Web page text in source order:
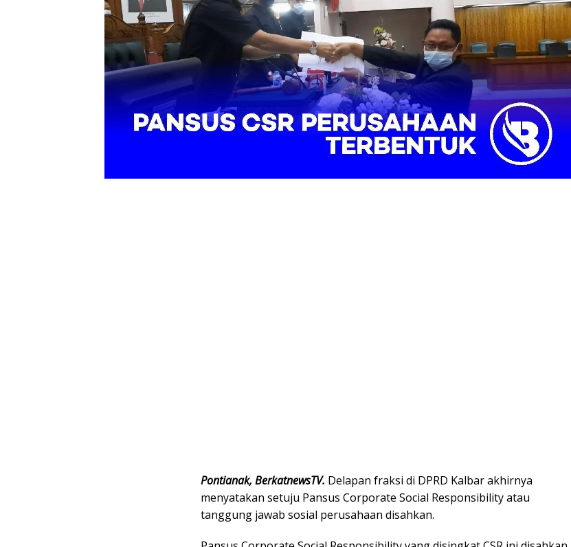
Pontianak, BerkatnewsTV. Delapan fraksi di DPRD Kalbar akhirnya
menyatakan setuju Pansus Corporate Social Responsibility atau
tanggung jawab sosial perusahaan disahkan.